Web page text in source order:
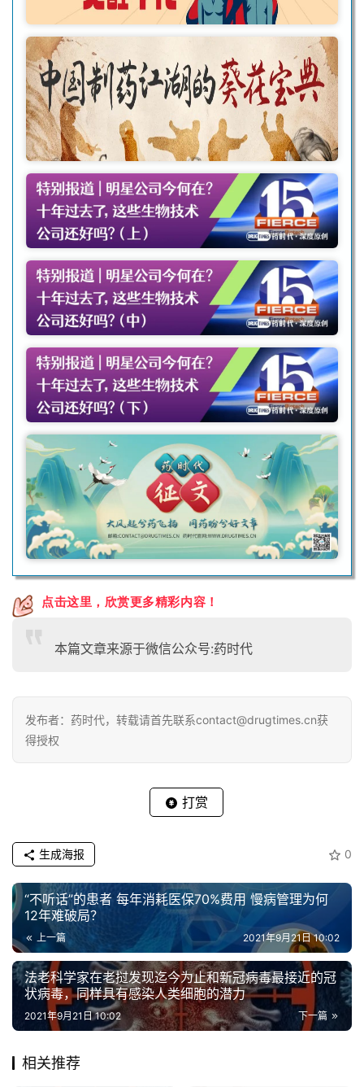
点击这里，欣赏更多精彩内容！
本篇文章来源于微信公众号:药时代
发布者：药时代，转载请首先联系contact@drugtimes.cn获
得授权
打赏
0
生成海报
“不听话”的患者 每年消耗医保70%费用 慢病管理为何
12年难破局？
上一篇 2021年9月21日 10:02
法老科学家在老挝发现迄今为止和新冠病毒最接近的冠
状病毒，同样具有感染人类细胞的潜力
下一篇
2021年9月21日 10:02
相关推荐